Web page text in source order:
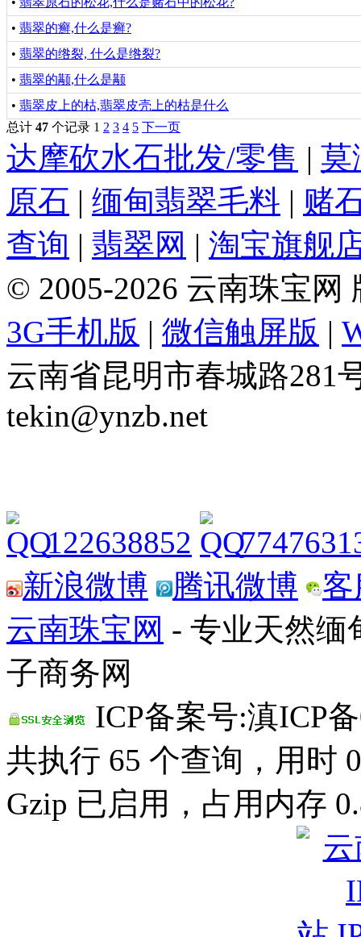
• 翡翠的癣,什么是癣?
• 翡翠的绺裂, 什么是绺裂?
• 翡翠的颟,什么是颟
• 翡翠皮上的枯,翡翠皮壳上的枯是什么
总计 47 个记录 1 2 3 4 5 下一页
达摩砍水石批发/零售 | 莫
原石 | 缅甸翡翠毛料 | 赌
查询 | 翡翠网 | 淘宝旗舰
© 2005-2026 云南珠宝网
3G手机版 | 微信触屏版 |
云南省昆明市春城路281
tekin@ynzb.net
122638852
新浪微博
腾讯微博
云南珠宝网 - 专业天然缅
子商务网
ICP备案号:滇ICP
共执行 65 个查询，用时
Gzip 已启用，占用内存